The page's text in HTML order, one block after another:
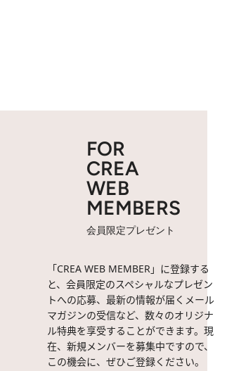
FOR
CREA
WEB
MEMBERS
会員限定プレゼント
「CREA WEB MEMBER」に登録する
と、会員限定のスペシャルなプレゼン
トへの応募、最新の情報が届くメール
マガジンの受信など、数々のオリジナ
ル特典を享受することができます。現
在、新規メンバーを募集中ですので、
この機会に、ぜひご登録ください。